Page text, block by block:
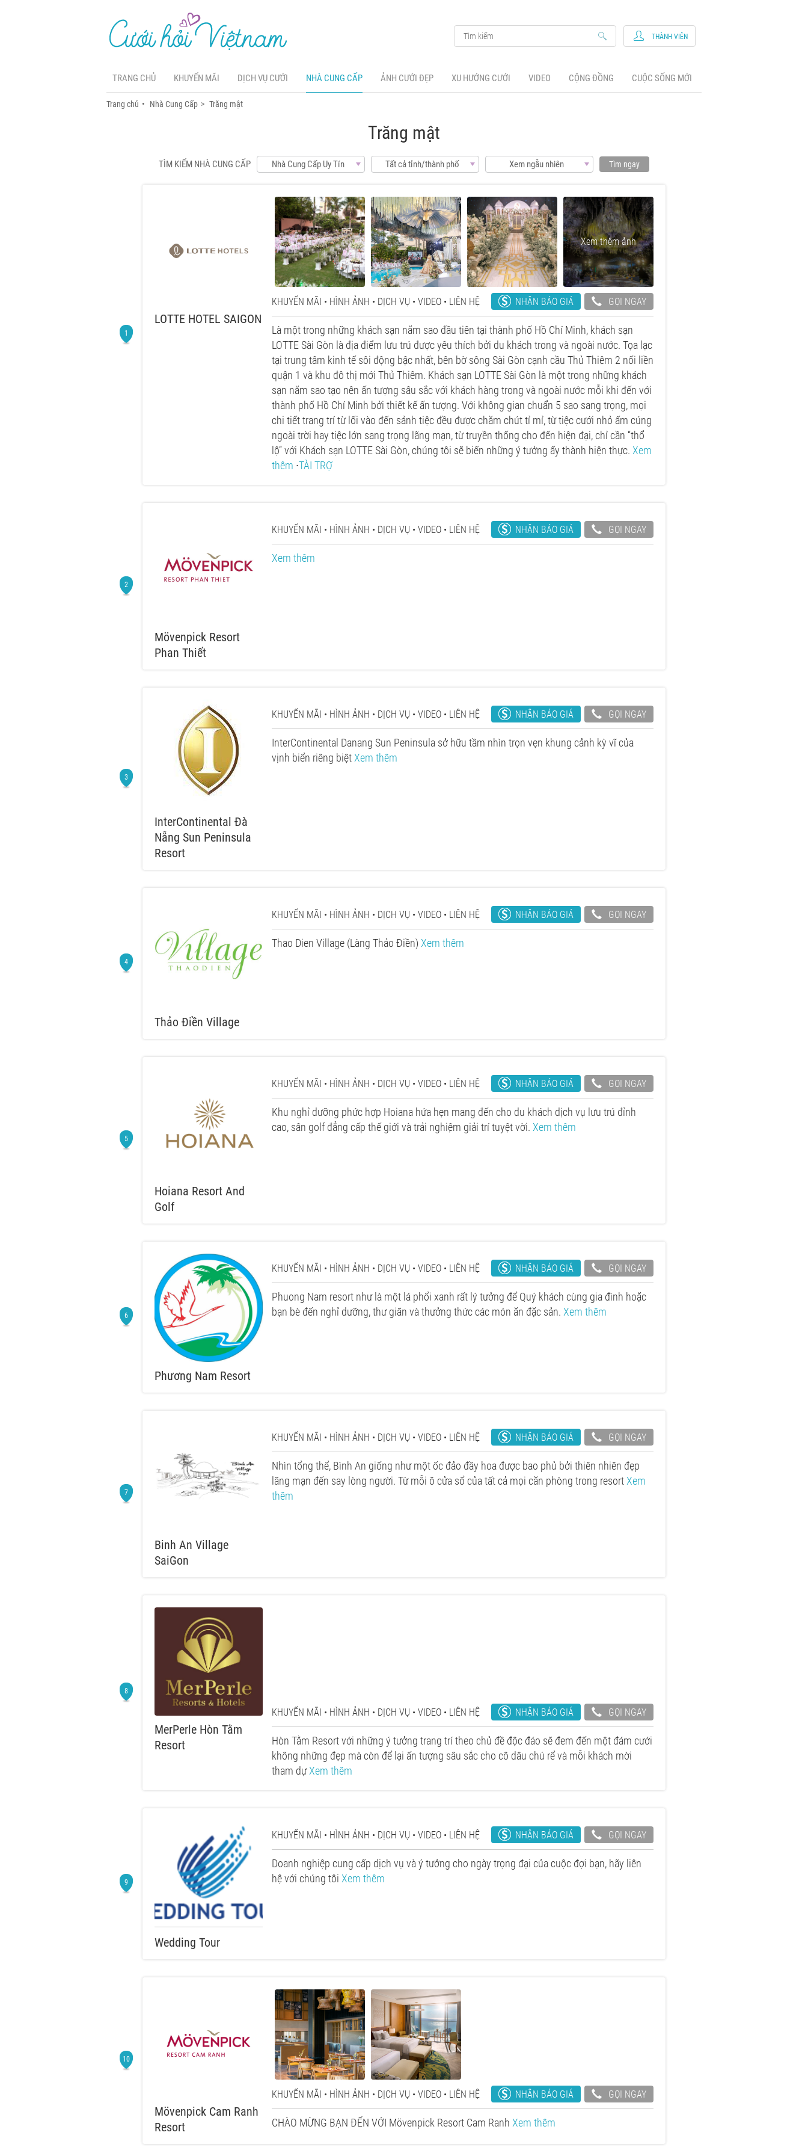
TRANG CHỦ KHUYẾN MÃI DỊCH VỤ CƯỚI NHÀ CUNG CẤP ẢNH CƯỚI ĐẸP XU HƯỚNG CƯỚI VIDEO CỘNG ĐỒNG CUỘC SỐNG MỚI
THÀNH VIÊN
Trang chủ Nhà Cung Cấp Trăng mật
Trăng mật
TÌM KIẾM NHÀ CUNG CẤP Nhà Cung Cấp Uy Tín Tất cả tỉnh/thành phố Xem ngẫu nhiên Tìm ngay
LOTTE HOTEL SAIGON
Xem thêm ảnh
KHUYẾN MÃI HÌNH ẢNH DỊCH VỤ VIDEO LIÊN HỆ NHẬN BÁO GIÁ GỌI NGAY
Là một trong những khách sạn năm sao đầu tiên tại thành phố Hồ Chí Minh, khách sạn
LOTTE Sài Gòn là địa điểm lưu trú được yêu thích bởi du khách trong và ngoài nước. Tọa lạc
tại trung tâm kinh tế sôi động bậc nhất, bên bờ sông Sài Gòn cạnh cầu Thủ Thiêm 2 nối liền
quận 1 và khu đô thị mới Thủ Thiêm. Khách sạn LOTTE Sài Gòn là một trong những khách
sạn năm sao tạo nên ấn tượng sâu sắc với khách hàng trong và ngoài nước mỗi khi đến với
thành phố Hồ Chí Minh bởi thiết kế ấn tượng. Với không gian chuẩn 5 sao sang trọng, mọi
chi tiết trang trí từ lối vào đến sảnh tiệc đều được chăm chút tỉ mỉ, từ tiệc cưới nhỏ ấm cúng
ngoài trời hay tiệc lớn sang trọng lãng mạn, từ truyền thống cho đến hiện đại, chỉ cần “thổ
lộ” với Khách sạn LOTTE Sài Gòn, chúng tôi sẽ biến những ý tưởng ấy thành hiện thực. Xem
thêm ∙TÀI TRỢ
Mövenpick Resort
Phan Thiết
KHUYẾN MÃI HÌNH ẢNH DỊCH VỤ VIDEO LIÊN HỆ NHẬN BÁO GIÁ GỌI NGAY
Xem thêm
InterContinental Đà
Nẵng Sun Peninsula
Resort
KHUYẾN MÃI HÌNH ẢNH DỊCH VỤ VIDEO LIÊN HỆ NHẬN BÁO GIÁ GỌI NGAY
InterContinental Danang Sun Peninsula sở hữu tầm nhìn trọn vẹn khung cảnh kỳ vĩ của
vịnh biển riêng biệt Xem thêm
Thảo Điền Village
KHUYẾN MÃI HÌNH ẢNH DỊCH VỤ VIDEO LIÊN HỆ NHẬN BÁO GIÁ GỌI NGAY
Thao Dien Village (Làng Thảo Điền) Xem thêm
Hoiana Resort And
Golf
KHUYẾN MÃI HÌNH ẢNH DỊCH VỤ VIDEO LIÊN HỆ NHẬN BÁO GIÁ GỌI NGAY
Khu nghỉ dưỡng phức hợp Hoiana hứa hẹn mang đến cho du khách dịch vụ lưu trú đỉnh
cao, sân golf đẳng cấp thế giới và trải nghiệm giải trí tuyệt vời. Xem thêm
Phương Nam Resort
KHUYẾN MÃI HÌNH ẢNH DỊCH VỤ VIDEO LIÊN HỆ NHẬN BÁO GIÁ GỌI NGAY
Phuong Nam resort như là một lá phổi xanh rất lý tưởng để Quý khách cùng gia đình hoặc
bạn bè đến nghỉ dưỡng, thư giãn và thưởng thức các món ăn đặc sản. Xem thêm
Binh An Village
SaiGon
KHUYẾN MÃI HÌNH ẢNH DỊCH VỤ VIDEO LIÊN HỆ NHẬN BÁO GIÁ GỌI NGAY
Nhìn tổng thể, Bình An giống như một ốc đảo đầy hoa được bao phủ bởi thiên nhiên đẹp
lãng mạn đến say lòng người. Từ mỗi ô cửa sổ của tất cả mọi căn phòng trong resort Xem
thêm
MerPerle Hòn Tằm
Resort
KHUYẾN MÃI HÌNH ẢNH DỊCH VỤ VIDEO LIÊN HỆ NHẬN BÁO GIÁ GỌI NGAY
Hòn Tằm Resort với những ý tưởng trang trí theo chủ đề độc đáo sẽ đem đến một đám cưới
không những đẹp mà còn để lại ấn tượng sâu sắc cho cô dâu chú rể và mỗi khách mời
tham dựXem thêm
Wedding Tour
KHUYẾN MÃI HÌNH ẢNH DỊCH VỤ VIDEO LIÊN HỆ NHẬN BÁO GIÁ GỌI NGAY
Doanh nghiệp cung cấp dịch vụ và ý tưởng cho ngày trọng đại của cuộc đợi bạn, hãy liên
hệ với chúng tôi Xem thêm
Mövenpick Cam Ranh
Resort
KHUYẾN MÃI HÌNH ẢNH DỊCH VỤ VIDEO LIÊN HỆ NHẬN BÁO GIÁ GỌI NGAY
CHÀO MỪNG BẠN ĐẾN VỚI Mövenpick Resort Cam Ranh Xem thêm